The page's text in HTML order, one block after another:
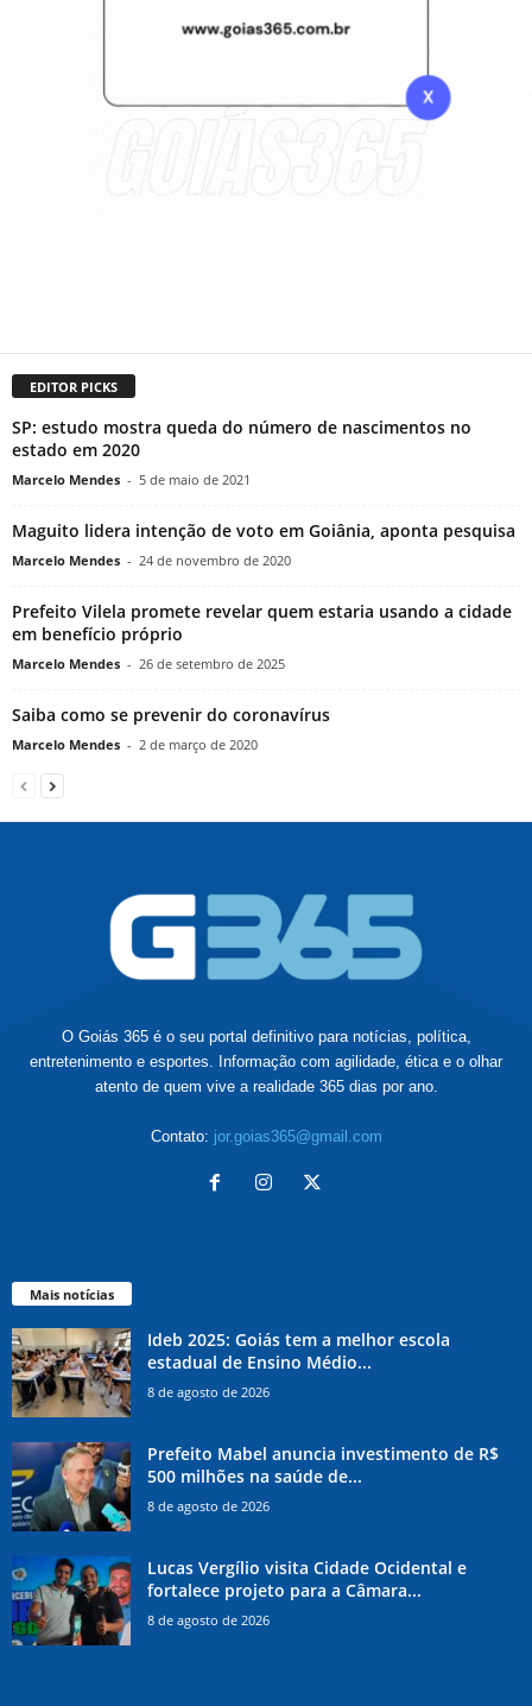
EDITOR PICKS
SP: estudo mostra queda do número de nascimentos no
estado em 2020
Marcelo Mendes - 5 de maio de 2021
Maguito lidera intenção de voto em Goiânia, aponta pesquisa
Marcelo Mendes - 24 de novembro de 2020
Prefeito Vilela promete revelar quem estaria usando a cidade
em benefício próprio
Marcelo Mendes - 26 de setembro de 2025
Saiba como se prevenir do coronavírus
Marcelo Mendes - 2 de março de 2020
O Goiás 365 é o seu portal definitivo para notícias, política,
entretenimento e esportes. Informação com agilidade, ética e o olhar
atento de quem vive a realidade 365 dias por ano.
Contato: jor.goias365@gmail.com
Mais notícias
Ideb 2025: Goiás tem a melhor escola
estadual de Ensino Médio...
8 de agosto de 2026
Prefeito Mabel anuncia investimento de R$
500 milhões na saúde de...
8 de agosto de 2026
Lucas Vergílio visita Cidade Ocidental e
fortalece projeto para a Câmara...
8 de agosto de 2026